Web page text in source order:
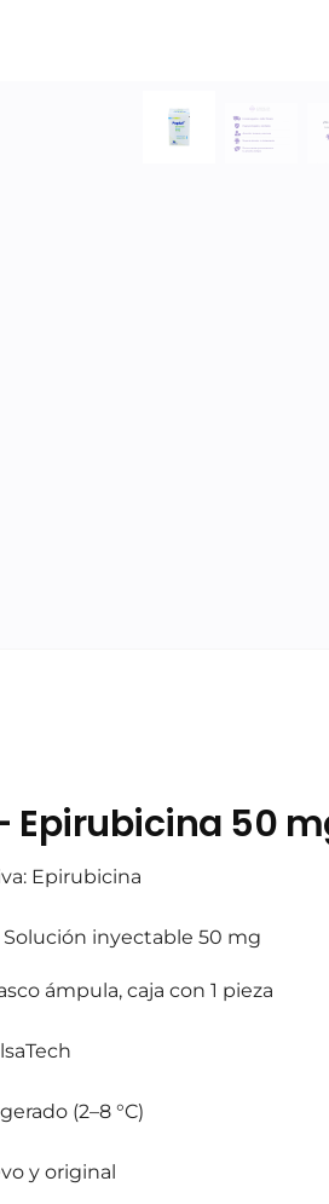
Epirubicina 50
Epirubicina
inyectable 50 mg
ámpula, caja con 1 pieza
(2–8 °C)
y original